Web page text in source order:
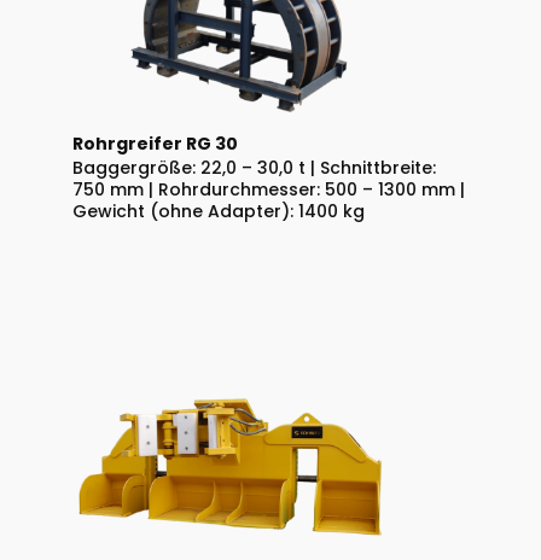
Rohrgreifer RG 30
Baggergröße: 22,0 – 30,0 t | Schnittbreite:
750 mm | Rohrdurchmesser: 500 – 1300 mm |
Gewicht (ohne Adapter): 1400 kg